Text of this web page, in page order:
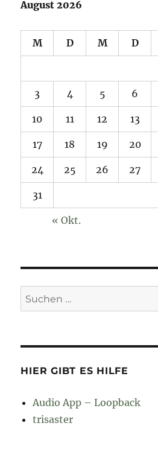
August 2026
M D M D
3 4 5 6
10 11 12 13
17 18 19 20
24 25 26 27
31
« Okt.
Suchen
nach:
HIER GIBT ES HILFE
Audio App – Loopback
trisaster